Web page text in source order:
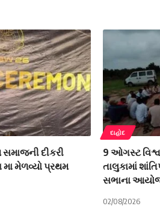
સમાજની દીકરી
મા મેળવ્યો પ્રથમ
દાહોદ
9 ઓગસ્ટ
તાલુકામાં
સભાના
02/08/2026